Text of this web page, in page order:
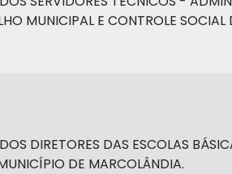
MUNICIPAL E CONTROLE
DIRETORES DAS ESCOLAS
DE MARCOLÂNDIA.